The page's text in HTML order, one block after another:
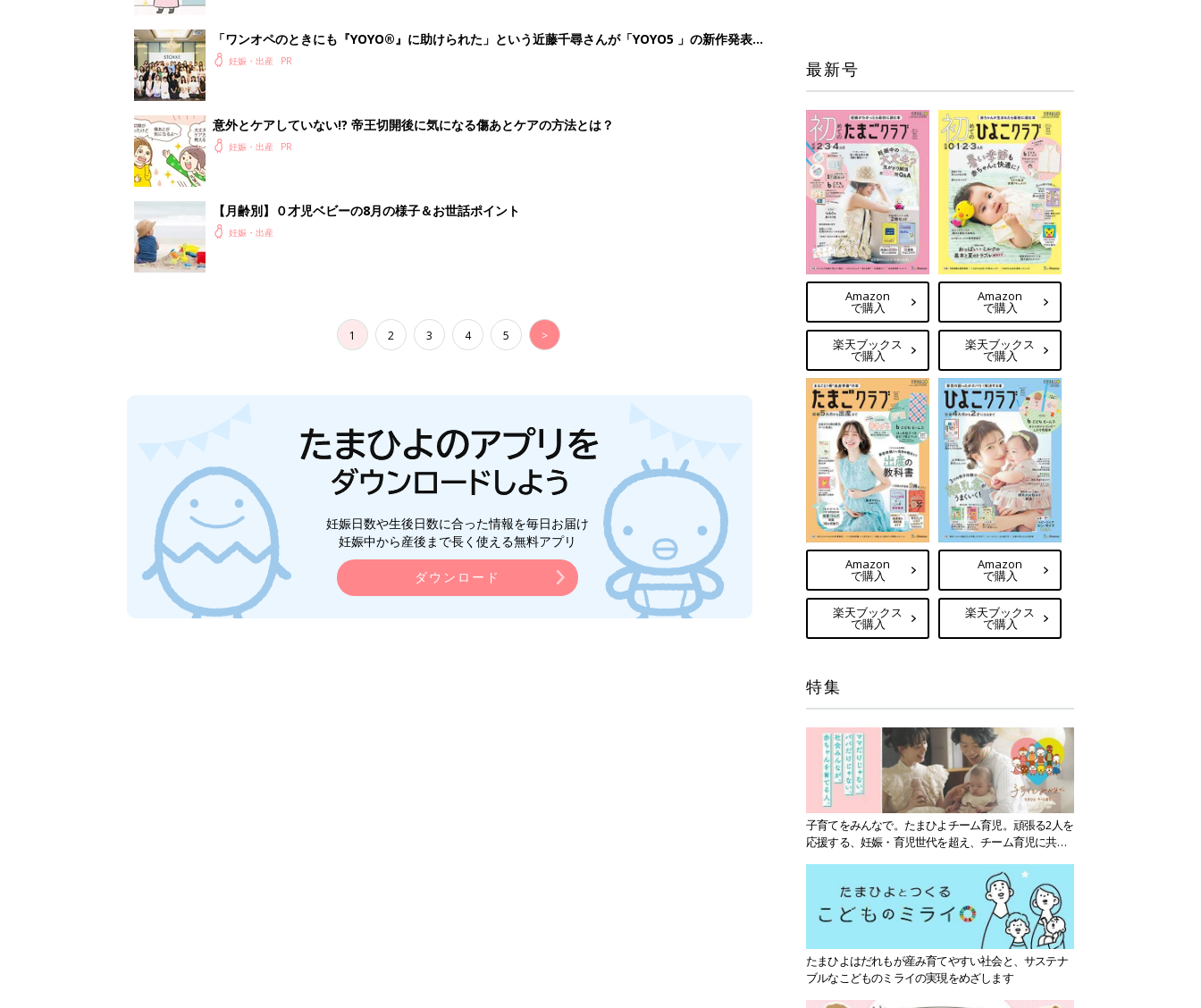
「ワンオペのときにも『YOYO®』に助けられた」という近藤千尋さんが「YOYO5 」の新作発表
会に登場。「YOYO®」を愛用し続けている魅力とは!?
妊娠・出産
意外とケアしていない!? 帝王切開後に気になる傷あとケアの方法とは？
妊娠・出産
【月齢別】０才児ベビーの8月の様子＆お世話ポイント
妊娠・出産
1 2 3 4 5 >
妊娠日数や生後日数に合った情報を毎日お届け
妊娠中から産後まで長く使える無料アプリ
ダウンロード
最新号
Amazon
で購入
楽天ブックス
で購入
Amazon
で購入
楽天ブックス
で購入
Amazon
で購入
楽天ブックス
で購入
Amazon
で購入
楽天ブックス
で購入
特集
子育てをみんなで。たまひよチーム育児。頑張る2人を
応援する、妊娠・育児世代を超え、チーム育児に共感
たまひよはだれもが産み育てやすい社会と、サステナ
ブルなこどものミライの実現をめざします